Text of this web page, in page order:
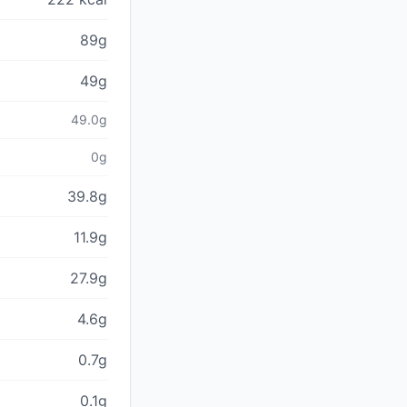
89g
49g
49.0g
0g
39.8g
11.9g
27.9g
4.6g
0.7g
0.1g